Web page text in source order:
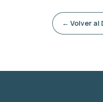
← Volver al